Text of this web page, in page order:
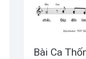
Bài Ca